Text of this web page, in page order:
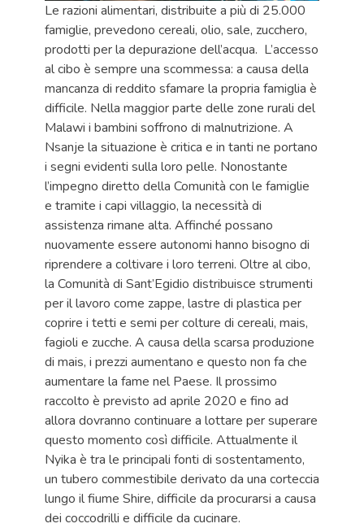
Le razioni alimentari, distribuite a più di 25.000
famiglie, prevedono cereali, olio, sale, zucchero,
prodotti per la depurazione dell’acqua. L’accesso
al cibo è sempre una scommessa: a causa della
mancanza di reddito sfamare la propria famiglia è
difficile. Nella maggior parte delle zone rurali del
Malawi i bambini soffrono di malnutrizione. A
Nsanje la situazione è critica e in tanti ne portano
i segni evidenti sulla loro pelle. Nonostante
l’impegno diretto della Comunità con le famiglie
e tramite i capi villaggio, la necessità di
assistenza rimane alta. Affinché possano
nuovamente essere autonomi hanno bisogno di
riprendere a coltivare i loro terreni. Oltre al cibo,
la Comunità di Sant’Egidio distribuisce strumenti
per il lavoro come zappe, lastre di plastica per
coprire i tetti e semi per colture di cereali, mais,
fagioli e zucche. A causa della scarsa produzione
di mais, i prezzi aumentano e questo non fa che
aumentare la fame nel Paese. Il prossimo
raccolto è previsto ad aprile 2020 e fino ad
allora dovranno continuare a lottare per superare
questo momento così difficile. Attualmente il
Nyika è tra le principali fonti di sostentamento,
un tubero commestibile derivato da una corteccia
lungo il fiume Shire, difficile da procurarsi a causa
dei coccodrilli e difficile da cucinare.